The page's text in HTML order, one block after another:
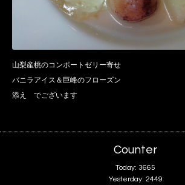
山梨産桃のコンポートゼリー寄せ
バニラアイス＆巨峰のフローズン
添え でございます
Counter
Today: 3665
Yesterday: 2449